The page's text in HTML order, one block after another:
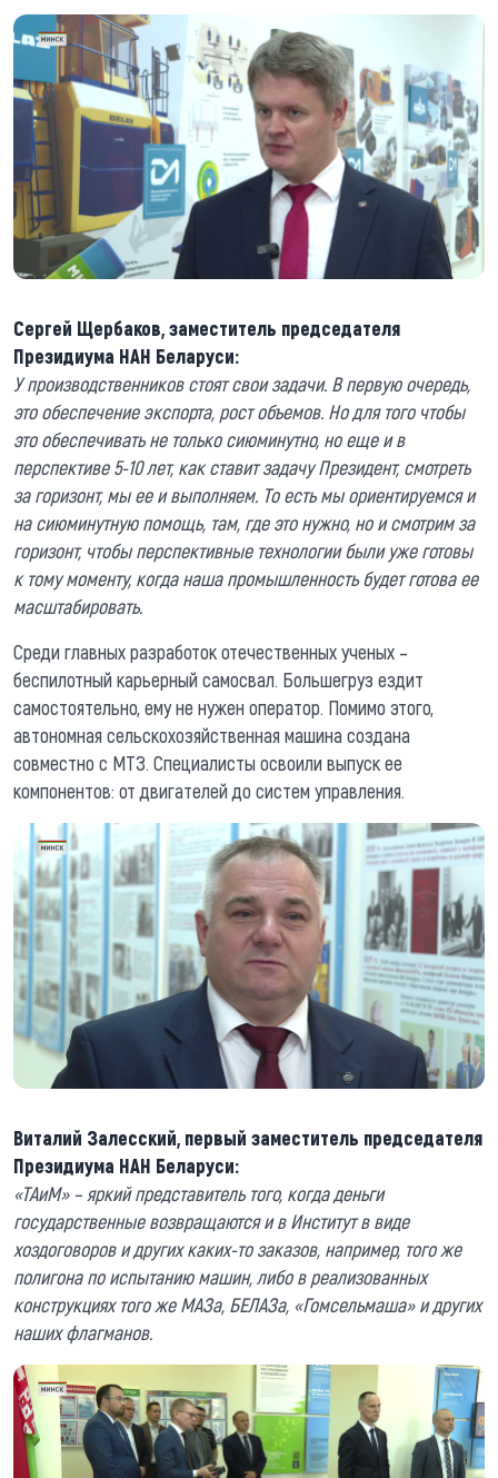
Сергей Щербаков, заместитель председателя
Президиума НАН Беларуси:
У производственников стоят свои задачи. В первую очередь,
это обеспечение экспорта, рост объемов. Но для того чтобы
это обеспечивать не только сиюминутно, но еще и в
перспективе 5-10 лет, как ставит задачу Президент, смотреть
за горизонт, мы ее и выполняем. То есть мы ориентируемся и
на сиюминутную помощь, там, где это нужно, но и смотрим за
горизонт, чтобы перспективные технологии были уже готовы
к тому моменту, когда наша промышленность будет готова ее
масштабировать.
Среди главных разработок отечественных ученых –
беспилотный карьерный самосвал. Большегруз ездит
самостоятельно, ему не нужен оператор. Помимо этого,
автономная сельскохозяйственная машина создана
совместно с МТЗ. Специалисты освоили выпуск ее
компонентов: от двигателей до систем управления.
Виталий Залесский, первый заместитель председателя
Президиума НАН Беларуси:
«ТАиМ» – яркий представитель того, когда деньги
государственные возвращаются и в Институт в виде
хоздоговоров и других каких-то заказов, например, того же
полигона по испытанию машин, либо в реализованных
конструкциях того же МАЗа, БЕЛАЗа, «Гомсельмаша» и других
наших флагманов.